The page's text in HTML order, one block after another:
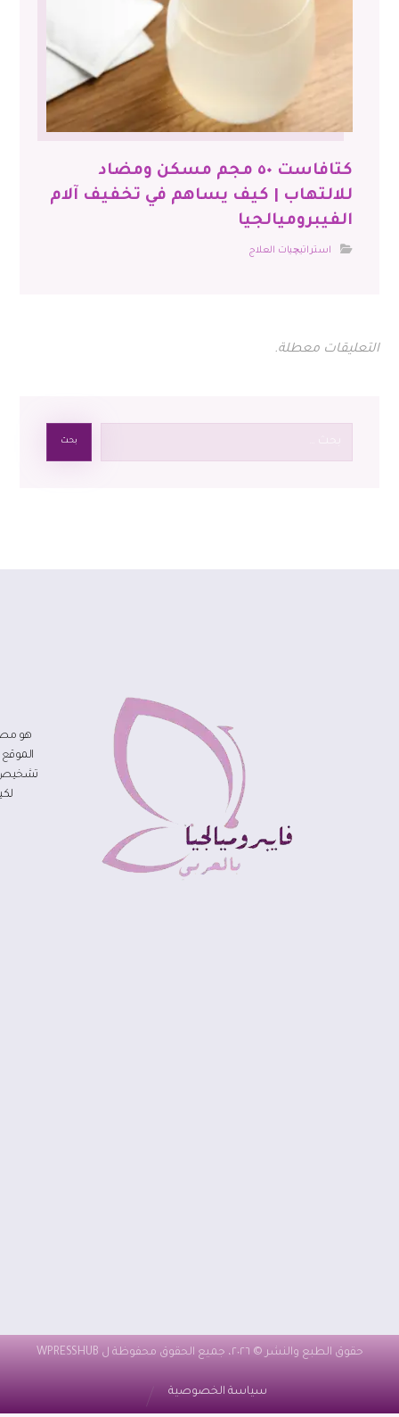
كتافاست ٥٠ مجم مسكن ومضاد
للالتهاب | كيف يساهم في تخفيف آلام
الفيبروميالجيا
استراتيچيات العلاج
التعليقات معطلة.
بحث
هو
تشخيص
حقوق الطبع والنشر © ٢٠٢٦، جميع الحقوق محفوظة ل WPRESSHUB
سياسة الخصوصية